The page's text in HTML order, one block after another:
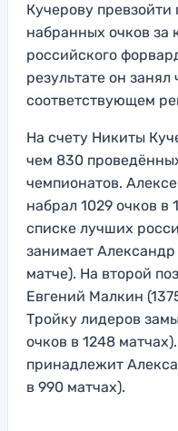
Кучерову
набранных очков за
российского
результате он
соответствующем
На счету Никиты
чем 830
чемпионатов.
набрал 1029 очков в
списке лучших
занимает Александр
матче). На второй
Евгений Малкин
Тройку лидеров
очков в 1248
принадлежит
в 990 матчах).